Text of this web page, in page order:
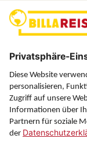
Über
Folgen